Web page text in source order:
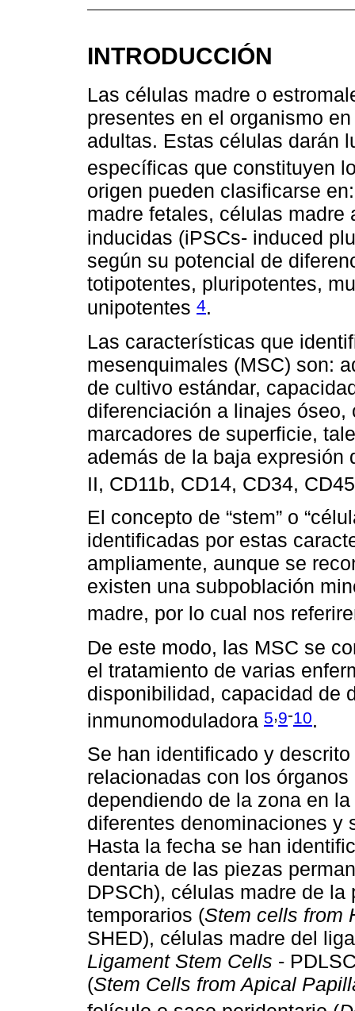
INTRODUCCIÓN
Las células madre o
presentes en el organismo
adultas. Estas células darán
específicas que constituyen
origen pueden clasificarse
madre fetales, células
inducidas (iPSCs- induced
según su potencial de
totipotentes, pluripotentes,
unipotentes 4.
Las características que
mesenquimales (MSC) son:
de cultivo estándar,
diferenciación a linajes
marcadores de superficie,
además de la baja expresión
II, CD11b, CD14, CD34,
El concepto de “stem” o
identificadas por estas
ampliamente, aunque se
existen una subpoblación
madre, por lo cual nos
De este modo, las MSC se
el tratamiento de varias
disponibilidad, capacidad de
inmunomoduladora 5,9-10.
Se han identificado y
relacionadas con los
dependiendo de la zona en
diferentes denominaciones y
Hasta la fecha se han
dentaria de las piezas
DPSCh), células madre de
temporarios (Stem cells from
SHED), células madre del
Ligament Stem Cells -
(Stem Cells from Apical